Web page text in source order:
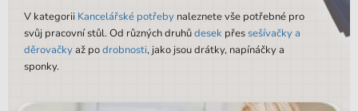
V kategorii Kancelářské potřeby naleznete vše potřebné pro
svůj pracovní stůl. Od různých druhůdesek přessešívačky a
děrovačkyaž podrobnosti, jako jsou drátky, napínáčky a
sponky.